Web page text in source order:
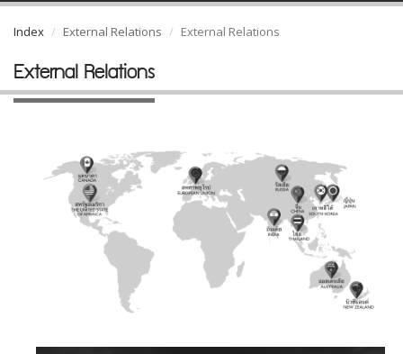
Index External Relations External Relations
External Relations